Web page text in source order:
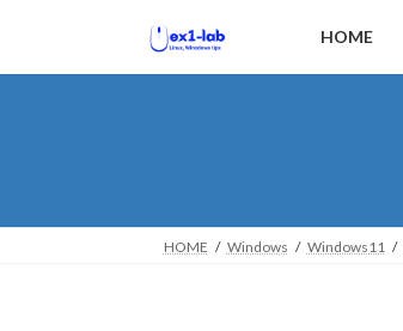
テ
ゲ
HOME
HOME Windows Windows11